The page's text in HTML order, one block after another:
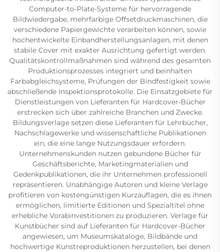
Computer-to-Plate-Systeme für hervorragende
Bildwiedergabe, mehrfarbige Offsetdruckmaschinen, die
verschiedene Papiergewichte verarbeiten können, sowie
hochentwickelte Einbandherstellungsanlagen, mit denen
stabile Cover mit exakter Ausrichtung gefertigt werden.
Qualitätskontrollmaßnahmen sind während des gesamten
Produktionsprozesses integriert und beinhalten
Farbabgleichsysteme, Prüfungen der Bindfestigkeit sowie
abschließende Inspektionsprotokolle. Die Einsatzgebiete für
Dienstleistungen von Lieferanten für Hardcover-Bücher
erstrecken sich über zahlreiche Branchen und Zwecke.
Bildungsverlage setzen diese Lieferanten für Lehrbücher,
Nachschlagewerke und wissenschaftliche Publikationen
ein, die eine lange Nutzungsdauer erfordern.
Unternehmenskunden nutzen gebundene Bücher für
Geschäftsberichte, Marketingmaterialien und
Gedenkpublikationen, die ihr Unternehmen professionell
repräsentieren. Unabhängige Autoren und kleine Verlage
profitieren von kostengünstigen Kurzauflagen, die es ihnen
ermöglichen, limitierte Editionen und Spezialtitel ohne
erhebliche Vorabinvestitionen zu produzieren. Verlage für
Kunstbücher sind auf Lieferanten für Hardcover-Bücher
angewiesen, um Museumskataloge, Bildbände und
hochwertige Kunstreproduktionen herzustellen, bei denen